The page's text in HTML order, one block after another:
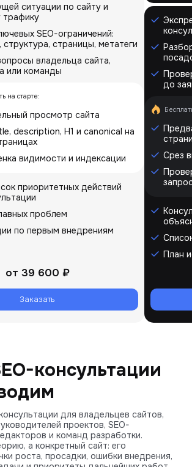
ситуации по сайту и
трафику
SEO-ограничений:
структура, страницы, метатеги
владельца сайта,
или команды
на старте:
просмотр сайта
description, H1 и canonical на
видимости и индексации
приоритетных действий
проблем
по первым внедрениям
от 39 600 ₽
Заказать
до
Срез
План
консультации
для владельцев сайтов,
проектов, SEO-
и команд разработки.
а конкретный сайт: его
роста, просадки, ошибки внедрения,